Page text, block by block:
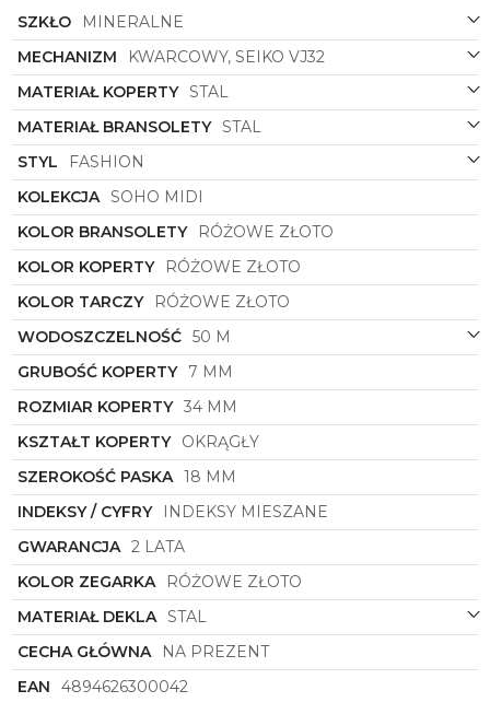
ModelDKNY DK1L036M0075został wyposażony w
precyzyjny mechanizm kwarcowy, gwarantujący
dokładność i niezawodność na co dzień. To nie tylko
praktyczny czasomierz, ale również wyjątkowy
dodatek, który doda charakteru każdej stylizacji –
zarówno codziennej, jak i wieczorowej. Doskonały
wybór dla nowoczesnych kobiet ceniących wysoką
jakość i ponadczasowe wzornictwo.
SZKŁO
MINERALNE
MECHANIZM
KWARCOWY, SEIKO VJ32
MATERIAŁ KOPERTY STAL
MATERIAŁ BRANSOLETY STAL
STYL
FASHION
KOLEKCJA SOHO MIDI
KOLOR BRANSOLETY
RÓŻOWE ZŁOTO
KOLOR KOPERTY
RÓŻOWE ZŁOTO
KOLOR TARCZY
RÓŻOWE ZŁOTO
WODOSZCZELNOŚĆ 50 M
GRUBOŚĆ KOPERTY 7 MM
ROZMIAR KOPERTY 34 MM
KSZTAŁT KOPERTY OKRĄGŁY
SZEROKOŚĆ PASKA 18 MM
INDEKSY / CYFRY
INDEKSY MIESZANE
GWARANCJA 2 LATA
KOLOR ZEGARKA
RÓŻOWE ZŁOTO
MATERIAŁ DEKLA STAL
CECHA GŁÓWNA
NA PREZENT
EAN
4894626300042